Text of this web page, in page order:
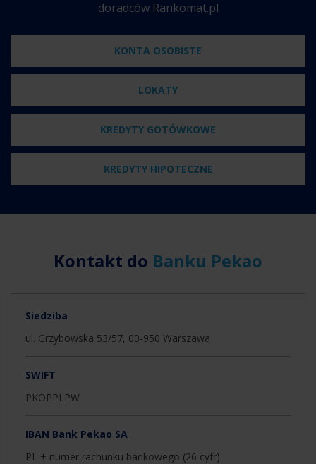
doradców Rankomat.pl
KONTA OSOBISTE
LOKATY
KREDYTY GOTÓWKOWE
KREDYTY HIPOTECZNE
Kontakt do Banku Pekao
Siedziba
ul. Grzybowska 53/57, 00-950 Warszawa
SWIFT
PKOPPLPW
IBAN Bank Pekao SA
PL + numer rachunku bankowego (26 cyfr)